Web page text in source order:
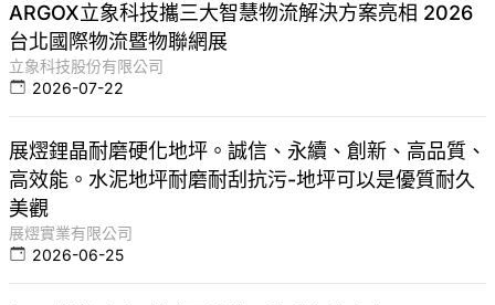
ARGOX立象科技攜三大智慧物流解決方案亮相 2026
台北國際物流暨物聯網展
立象科技股份有限公司
2026-07-22
展熤鋰晶耐磨硬化地坪。誠信、永續、創新、高品質、
高效能。水泥地坪耐磨耐刮抗污-地坪可以是優質耐久
美觀
展熤實業有限公司
2026-06-25